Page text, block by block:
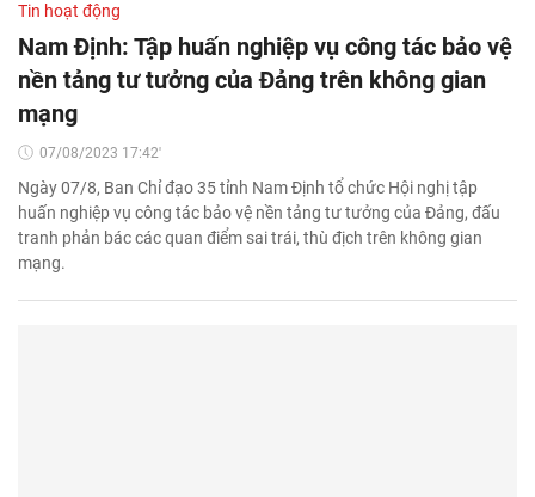
Tin hoạt động
Nam Định: Tập huấn nghiệp vụ công tác bảo vệ
nền tảng tư tưởng của Đảng trên không gian
mạng
07/08/2023 17:42'
Ngày 07/8, Ban Chỉ đạo 35 tỉnh Nam Định tổ chức Hội nghị tập
huấn nghiệp vụ công tác bảo vệ nền tảng tư tưởng của Đảng, đấu
tranh phản bác các quan điểm sai trái, thù địch trên không gian
mạng.